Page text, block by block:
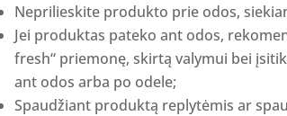
Neprilieskite produkto prie odos,
Jei produktas pateko ant odos,
fresh“ priemonę, skirtą valymui bei
ant odos arba po odele;
Spaudžiant produktą replytėmis ar